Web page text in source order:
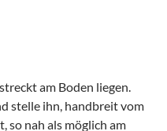
am Boden liegen.
stelle ihn, handbreit vom
so nah als möglich am